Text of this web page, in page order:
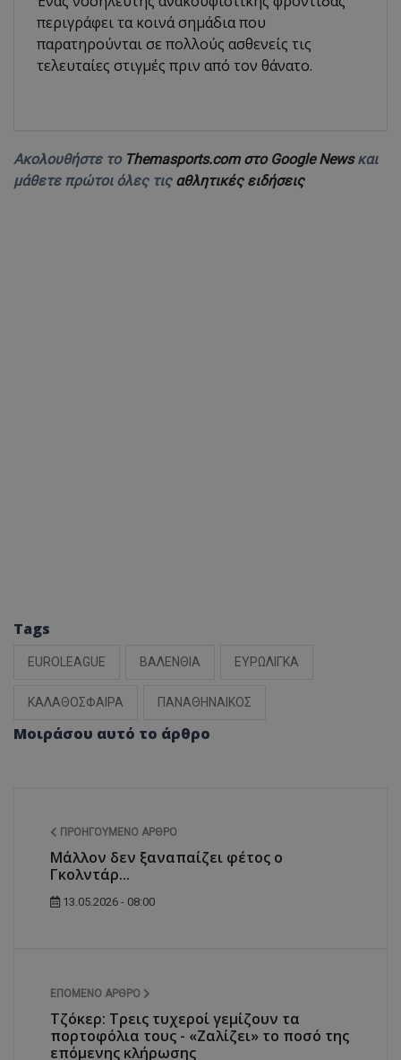
περιγράφει τα κοινά σημάδια που
παρατηρούνται σε πολλούς ασθενείς τις
τελευταίες στιγμές πριν από τον θάνατο.
Ακολουθήστε το Themasports.com στο Google Newsκαι
μάθετε πρώτοι όλες τις αθλητικές ειδήσεις
Tags
EUROLEAGUE ΒΑΛΕΝΘΙΑ ΕΥΡΩΛΙΓΚΑ
ΚΑΛΑΘΟΣΦΑΙΡΑ ΠΑΝΑΘΗΝΑΙΚΟΣ
Μοιράσου αυτό το άρθρο
ΠΡΟΗΓΟΎΜΕΝΟ ΆΡΘΡΟ
Μάλλον δεν ξαναπαίζει φέτος ο
Γκολντάρ...
13.05.2026 - 08:00
ΕΠΌΜΕΝΟ ΆΡΘΡΟ
Τζόκερ: Τρεις τυχεροί γεμίζουν τα
πορτοφόλια τους - «Ζαλίζει» το ποσό της
επόμενης κλήρωσης